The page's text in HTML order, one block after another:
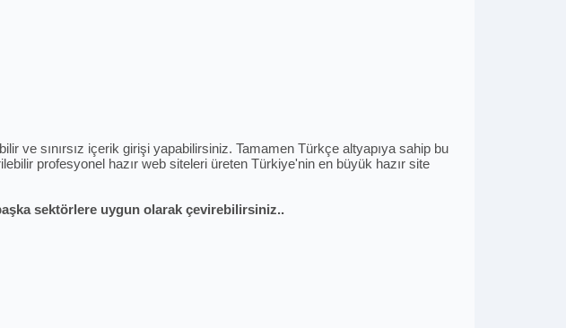
ve sınırsız içerik girişi yapabilirsiniz. Tamamen Türkçe altyapıya sahip bu
profesyonel hazır web siteleri üreten Türkiye'nin en büyük hazır site
sektörlere uygun olarak çevirebilirsiniz..